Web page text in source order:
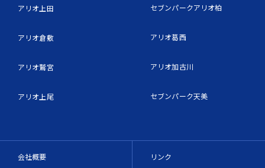
アリオ上田
アリオ倉敷
アリオ鷲宮
アリオ上尾
セブンパークアリオ柏
アリオ葛西
アリオ加古川
セブンパーク天美
会社概要 リンク